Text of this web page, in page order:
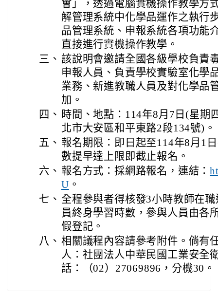
會」，透過電腦實機操作教學方
解管理系統中化學品運作之執行
品管理系統、申報系統各項功能
直接進行實機操作教學。
三、 該說明會邀請全國各級學校負責
申報人員、負責學校實驗室化學
業務、新進教職人員及對化學品
加。
四、 時間、地點：114年8月7日(星期
北市大安區和平東路2段134號)。
五、 報名期限：即日起至114年8月1
數提早達上限即截止報名。
六、 報名方式：採網路報名，連結：
U 。
七、 全程參與者得核發3小時教師在
員終身學習時數，參與人員由各
假登記。
八、 相關議程內容請參考附件。倘有
人：社團法人中華民國工業安全
話：（02）27069896，分機30。